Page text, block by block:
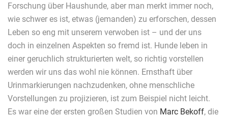
Forschung über Haushunde, aber man merkt immer noch,
wie schwer es ist, etwas (jemanden) zu erforschen, dessen
Leben so eng mit unserem verwoben ist – und der uns
doch in einzelnen Aspekten so fremd ist. Hunde leben in
einer geruchlich strukturierten welt, so richtig vorstellen
werden wir uns das wohl nie können. Ernsthaft über
Urinmarkierungen nachzudenken, ohne menschliche
Vorstellungen zu projizieren, ist zum Beispiel nicht leicht.
Es war eine der ersten großen Studien von Marc Bekoff, die